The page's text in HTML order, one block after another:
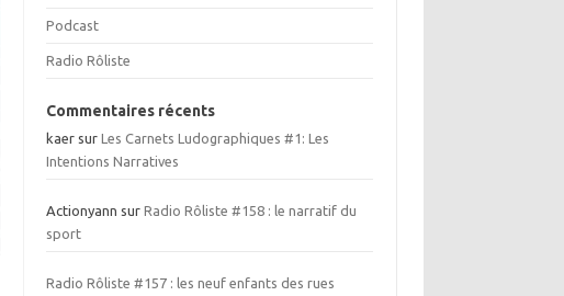
Podcast
Radio Rôliste
Commentaires récents
kaer surLes Carnets Ludographiques #1: Les
Intentions Narratives
Actionyann surRadio Rôliste #158 : le narratif du
sport
Radio Rôliste #157 : les neuf enfants des rues